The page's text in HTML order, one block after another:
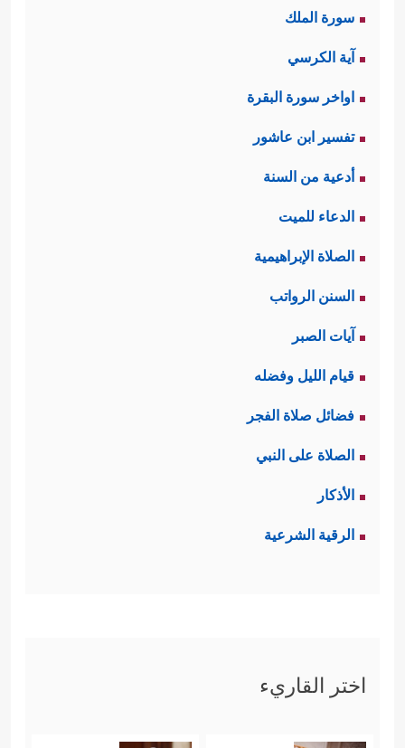
سورة الملك
آية الكرسي
اواخر سورة البقرة
تفسير ابن عاشور
أدعية من السنة
الدعاء للميت
الصلاة الإبراهيمية
السنن الرواتب
آيات الصبر
قيام الليل وفضله
فضائل صلاة الفجر
الصلاة على النبي
الأذكار
الرقية الشرعية
اختر القاريء